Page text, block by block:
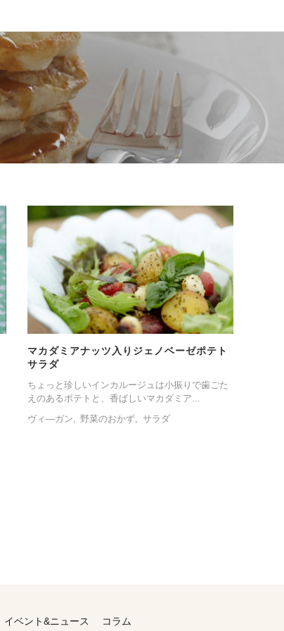
マカダミアナッツ入りジェノベーゼポテト
サラダ
ちょっと珍しいインカルージュは小振りで歯ごた
えのあるポテトと、香ばしいマカダミア...
ヴィ―ガン
野菜のおかず サラダ
イベント&ニュース コラム